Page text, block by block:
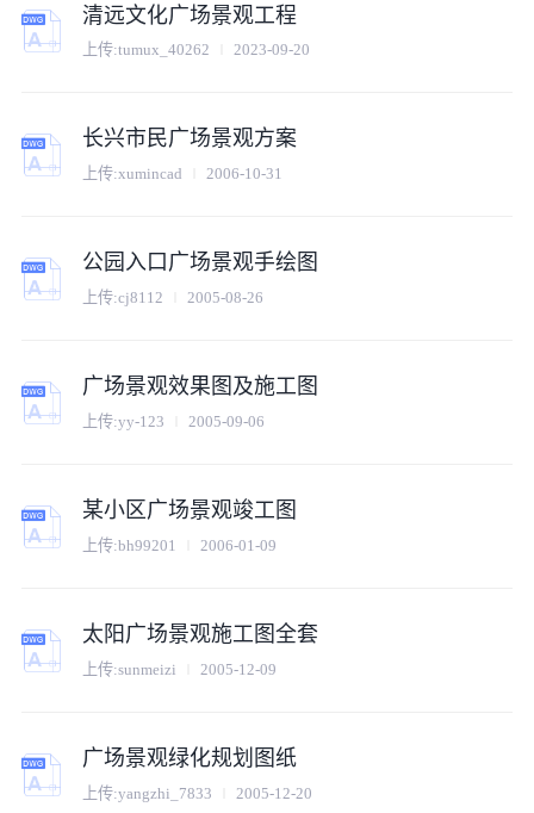
清远文化广场景观工程
上传:tumux_40262 2023-09-20
长兴市民广场景观方案
上传:xumincad 2006-10-31
公园入口广场景观手绘图
上传:cj8112 2005-08-26
广场景观效果图及施工图
上传:yy-123 2005-09-06
某小区广场景观竣工图
上传:bh99201 2006-01-09
太阳广场景观施工图全套
上传:sunmeizi 2005-12-09
广场景观绿化规划图纸
上传:yangzhi_7833 2005-12-20